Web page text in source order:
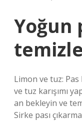
Yoğun
Limon ve tuz:
ve tuz karışımı
an bekleyin ve
Sirke pası